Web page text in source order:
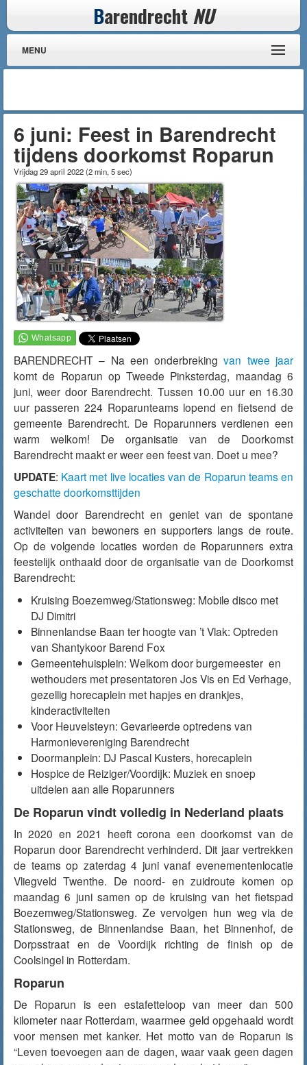
Barendrecht NU
MENU
6 juni: Feest in Barendrecht
tijdens doorkomst Roparun
Vrijdag 29 april 2022(2 min, 5 sec)
BARENDRECHT – Na een onderbrekingvan twee jaar
komt de Roparun op Tweede Pinksterdag, maandag 6
juni, weer door Barendrecht. Tussen 10.00 uur en 16.30
uur passeren 224 Roparunteams lopend en fietsend de
gemeente Barendrecht. De Roparunners verdienen een
warm welkom! De organisatie van de Doorkomst
Barendrecht maakt er weer een feest van. Doet u mee?
UPDATE: Kaart met live locaties van de Roparun teams en
geschatte doorkomsttijden
Wandel door Barendrecht en geniet van de spontane
activiteiten van bewoners en supporters langs de route.
Op de volgende locaties worden de Roparunners extra
feestelijk onthaald door de organisatie van de Doorkomst
Barendrecht:
Kruising Boezemweg/Stationsweg: Mobile disco met
DJ Dimitri
Binnenlandse Baan ter hoogte van ’t Vlak: Optreden
van Shantykoor Barend Fox
Gemeentehuisplein: Welkom door burgemeester en
wethouders met presentatoren Jos Vis en Ed Verhage,
gezellig horecaplein met hapjes en drankjes,
kinderactiviteiten
Voor Heuvelsteyn: Gevarieerde optredens van
Harmonievereniging Barendrecht
Doormanplein: DJ Pascal Kusters, horecaplein
Hospice de Reiziger/Voordijk: Muziek en snoep
uitdelen aan alle Roparunners
De Roparun vindt volledig in Nederland plaats
In 2020 en 2021 heeft corona een doorkomst van de
Roparun door Barendrecht verhinderd. Dit jaar vertrekken
de teams op zaterdag 4 juni vanaf evenementenlocatie
Vliegveld Twenthe. De noord- en zuidroute komen op
maandag 6 juni samen op de kruising van het fietspad
Boezemweg/Stationsweg. Ze vervolgen hun weg via de
Stationsweg, de Binnenlandse Baan, het Binnenhof, de
Dorpsstraat en de Voordijk richting de finish op de
Coolsingel in Rotterdam.
Roparun
De Roparun is een estafetteloop van meer dan 500
kilometer naar Rotterdam, waarmee geld opgehaald wordt
voor mensen met kanker. Het motto van de Roparun is
“Leven toevoegen aan de dagen, waar vaak geen dagen